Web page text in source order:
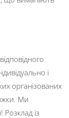
і
організованих
Ми
із